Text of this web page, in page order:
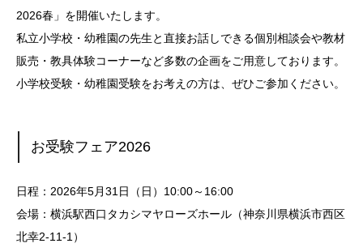
2026春」を開催いたします。
私立小学校・幼稚園の先生と直接お話しできる個別相談会や教材
販売・教具体験コーナーなど多数の企画をご用意しております。
小学校受験・幼稚園受験をお考えの方は、ぜひご参加ください。
お受験フェア2026
日程：2026年5月31日（日）10:00～16:00
会場：横浜駅西口タカシマヤローズホール（神奈川県横浜市西区
北幸2-11-1）